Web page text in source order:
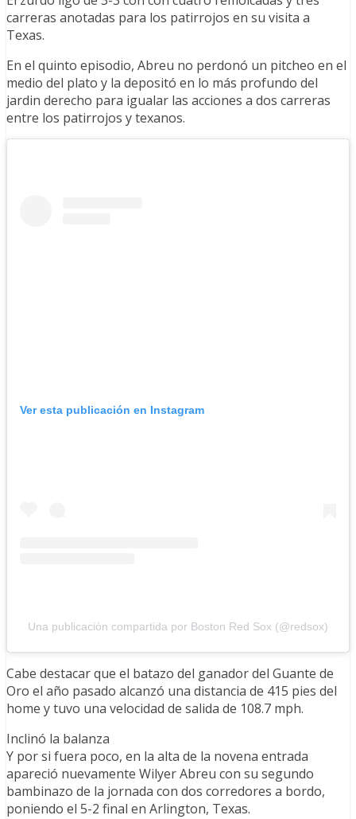
carreras anotadas para los patirrojos en su visita a
Texas.
En el quinto episodio, Abreu no perdonó un pitcheo en el
medio del plato y la depositó en lo más profundo del
jardin derecho para igualar las acciones a dos carreras
entre los patirrojos y texanos.
Ver esta publicación en Instagram
Una publicación compartida por Boston Red Sox (@redsox)
Cabe destacar que el batazo del ganador del Guante de
Oro el año pasado alcanzó una distancia de 415 pies del
home y tuvo una velocidad de salida de 108.7 mph.
Inclinó la balanza
Y por si fuera poco, en la alta de la novena entrada
apareció nuevamente Wilyer Abreu con su segundo
bambinazo de la jornada con dos corredores a bordo,
poniendo el 5-2 final en Arlington, Texas.